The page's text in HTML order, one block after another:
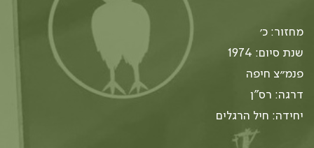
מחזור: כ׳
שנת סיום: 1974
פנמ״צ חיפה
דרגה: רס"ן
יחידה: חיל הרגלים